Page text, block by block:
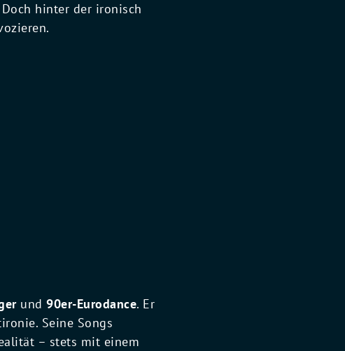
hinter der ironisch
und 90er-Eurodance. Er
Seine Songs
– stets mit einem